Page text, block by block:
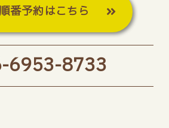
番予約はこちら
6953-8733